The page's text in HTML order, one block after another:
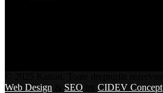
Web Design
SEO
CIDEV Concept